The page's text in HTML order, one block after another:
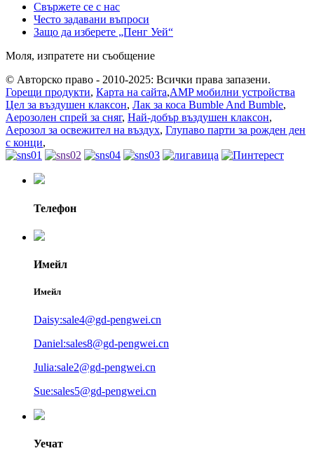
Свържете се с нас
Често задавани въпроси
Защо да изберете „Пенг Уей“
Моля, изпратете ни съобщение
© Авторско право - 2010-2025: Всички права запазени.
Горещи продукти, Карта на сайта,AMP мобилни устройства
Цел за въздушен клаксон, Лак за коса Bumble And Bumble,
Аерозолен спрей за сняг, Най-добър въздушен клаксон,
Аерозол за освежител на въздух, Глупаво парти за рожден ден
с конци,
Телефон
Имейл
Имейл
Daisy:sale4@gd-pengwei.cn
Daniel:sales8@gd-pengwei.cn
Julia:sale2@gd-pengwei.cn
Sue:sales5@gd-pengwei.cn
Уечат